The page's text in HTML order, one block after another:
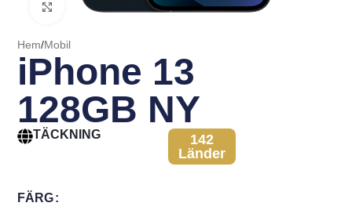
Hem/Mobil
iPhone 13
128GB NY
TÄCKNING
142
Länder
FÄRG
Click to enlarge